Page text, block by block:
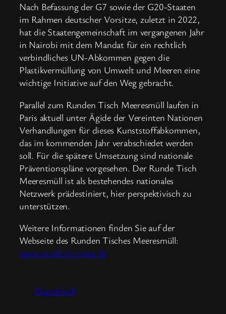
Nach Befassung der G7 sowie der G20-Staaten
im Rahmen deutscher Vorsitze, zuletzt in 2022,
hat die Staatengemeinschaft im vergangenen Jahr
in Nairobi mit dem Mandat für ein rechtlich
verbindliches UN-Abkommen gegen die
Plastikvermüllung von Umwelt und Meeren eine
wichtige Initiative auf den Weg gebracht.
Parallel zum Runden Tisch Meeresmüll laufen in
Paris aktuell unter Ägide der Vereinten Nationen
Verhandlungen für dieses Kunststoffabkommen,
das im kommenden Jahr verabschiedet werden
soll. Für die spätere Umsetzung sind nationale
Präventionspläne vorgesehen. Der Runde Tisch
Meeresmüll ist als bestehendes nationales
Netzwerk prädestiniert, hier perspektivisch zu
unterstützen.
Weitere Informationen finden Sie auf der
Webseite des Runden Tisches Meeresmüll:
www.muell-im-meer.de
Plastikmüll